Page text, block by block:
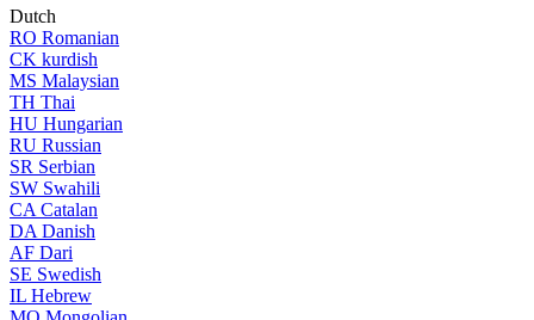
Dutch
RO Romanian
CK kurdish
MS Malaysian
TH Thai
HU Hungarian
RU Russian
SR Serbian
SW Swahili
CA Catalan
DA Danish
AF Dari
SE Swedish
IL Hebrew